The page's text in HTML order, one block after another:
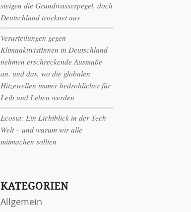
steigen die Grundwasserpegel, doch
Deutschland trocknet aus
Verurteilungen gegen
KlimaaktivistInnen in Deutschland
nehmen erschreckende Ausmaße
an, und das, wo die globalen
Hitzewellen immer bedrohlicher für
Leib und Leben werden
Ecosia: Ein Lichtblick in der Tech-
Welt – und warum wir alle
mitmachen sollten
KATEGORIEN
Allgemein